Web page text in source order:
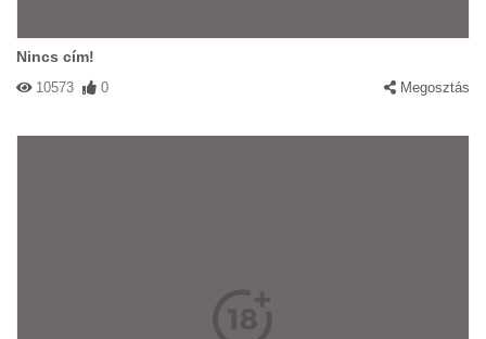
Nincs cím!
10573 0 Megosztás